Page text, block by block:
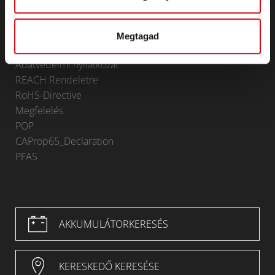
Megtagad
Infoservice
Általános Szerződési Feltételek (ÁSZF)
Adatvédelmi nyilatkozat
REACH Rendeletre
RoHS-Directive
Megfelelés
POP
CAProp65_Declaration
PFAS
AKKUMULÁTORKERESÉS
KERESKEDŐ KERESÉSE